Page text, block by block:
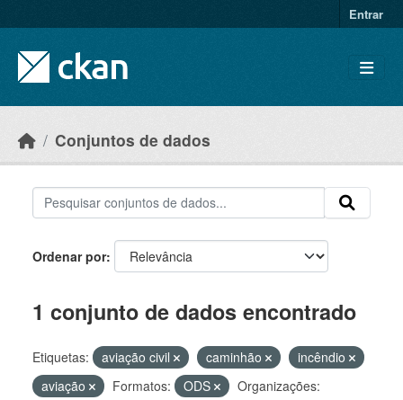
Entrar
Conjuntos de dados
Ordenar por
1 conjunto de dados encontrado
Etiquetas: aviação civil caminhão
incêndio
aviação
Formatos: ODS
Organizações: